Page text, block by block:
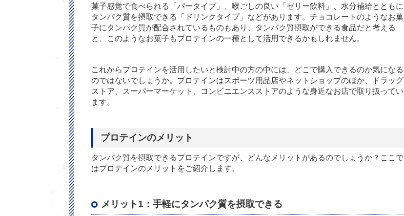
菓子感覚で食べられる「バータイプ」、喉ごしの良い「ゼリー飲料」、水分補給とともに
タンパク質を摂取できる「ドリンクタイプ」などがあります。チョコレートのようなお菓
子にタンパク質が配合されているものもあり、タンパク質摂取ができる食品だと考える
と、このようなお菓子もプロテインの一種として活用できるかもしれません。
これからプロテインを活用したいと検討中の方の中には、どこで購入できるのか気になる
のではないでしょうか。プロテインはスポーツ用品店やネットショップのほか、ドラッグ
ストア、スーパーマーケット、コンビニエンスストアのような身近なお店で取り扱ってい
ます。
プロテインのメリット
タンパク質を摂取できるプロテインですが、どんなメリットがあるのでしょうか？ここで
はプロテインのメリットをご紹介します。
メリット1：手軽にタンパク質を摂取できる